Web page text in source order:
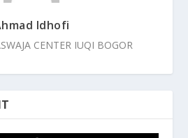
Idhofi
CENTER IUQI BOGOR